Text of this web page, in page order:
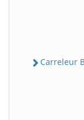
Carreleur